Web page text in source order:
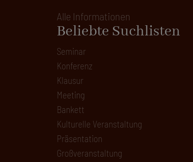
Alle Informationen
Beliebte Suchlisten
Seminar
Konferenz
Klausur
Meeting
Bankett
Kulturelle Veranstaltung
Präsentation
Großveranstaltung